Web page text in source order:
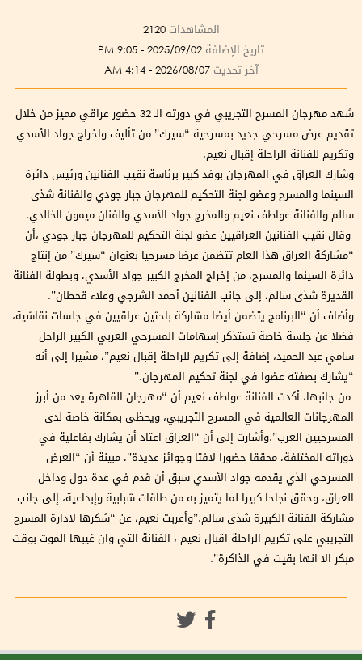
المشاهدات 2120
تاريخ الإضافة 2025/09/02 - 9:05 PM
آخر تحديث 2026/08/07 - 4:14 AM
شهد مهرجان المسرح التجريبي في دورته الـ 32 حضور عراقي مميز من خلال
تقديم عرض مسرحي جديد بمسرحية “سيرك” من تأليف واخراج جواد الأسدي
وتكريم للفنانة الراحلة إقبال نعيم.
وشارك العراق في المهرجان بوفد كبير برئاسة نقيب الفنانين ورئيس دائرة
السينما والمسرح وعضو لجنة التحكيم للمهرجان جبار جودي والفنانة شذى
سالم والفنانة عواطف نعيم والمخرج جواد الأسدي والفنان ميمون الخالدي.
وقال نقيب الفنانين العراقيين عضو لجنة التحكيم للمهرجان جبار جودي ،أن
“مشاركة العراق هذا العام تتضمن عرضا مسرحيا بعنوان “سيرك” من إنتاج
دائرة السينما والمسرح، من إخراج المخرج الكبير جواد الأسدي، وبطولة الفنانة
القديرة شذى سالم، إلى جانب الفنانين أحمد الشرجي وعلاء قحطان”.
وأضاف أن “البرنامج يتضمن أيضا مشاركة باحثين عراقيين في جلسات نقاشية،
فضلا عن جلسة خاصة تستذكر إسهامات المسرحي العربي الكبير الراحل
سامي عبد الحميد، إضافة إلى تكريم للراحلة إقبال نعيم”، مشيرا إلى أنه
“يشارك بصفته عضوا في لجنة تحكيم المهرجان.”
من جانبها، أكدت الفنانة عواطف نعيم أن “مهرجان القاهرة يعد من أبرز
المهرجانات العالمية في المسرح التجريبي، ويحظى بمكانة خاصة لدى
المسرحيين العرب”.وأشارت إلى أن “العراق اعتاد أن يشارك بفاعلية في
دوراته المختلفة، محققا حضورا لافتا وجوائز عديدة”، مبينة أن “العرض
المسرحي الذي يقدمه جواد الأسدي سبق أن قدم في عدة دول وداخل
العراق، وحقق نجاحا كبيرا لما يتميز به من طاقات شبابية وإبداعية، إلى جانب
مشاركة الفنانة الكبيرة شذى سالم.”وأعربت نعيم، عن “شكرها لادارة المسرح
التجريبي على تكريم الراحلة اقبال نعيم ، الفنانة التي وان غيبها الموت بوقت
مبكر الا انها بقيت في الذاكرة”.